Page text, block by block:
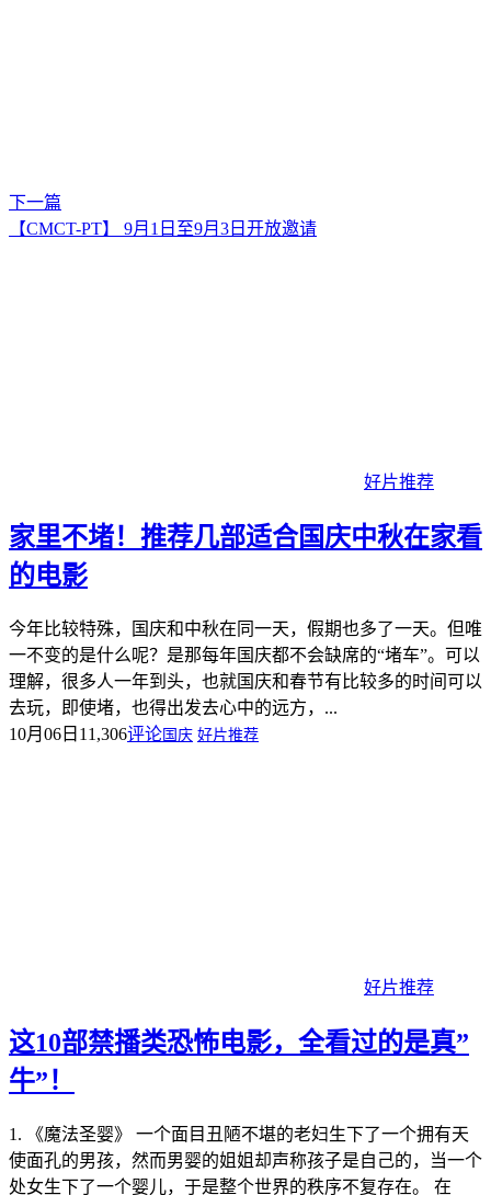
下一篇
【CMCT-PT】 9月1日至9月3日开放邀请
好片推荐
家里不堵！推荐几部适合国庆中秋在家看
的电影
今年比较特殊，国庆和中秋在同一天，假期也多了一天。但唯
一不变的是什么呢？是那每年国庆都不会缺席的“堵车”。可以
理解，很多人一年到头，也就国庆和春节有比较多的时间可以
去玩，即使堵，也得出发去心中的远方，...
10月06日 11,306评论 国庆 好片推荐
好片推荐
这10部禁播类恐怖电影，全看过的是真”
牛”！
1. 《魔法圣婴》 一个面目丑陋不堪的老妇生下了一个拥有天
使面孔的男孩，然而男婴的姐姐却声称孩子是自己的，当一个
处女生下了一个婴儿，于是整个世界的秩序不复存在。 在